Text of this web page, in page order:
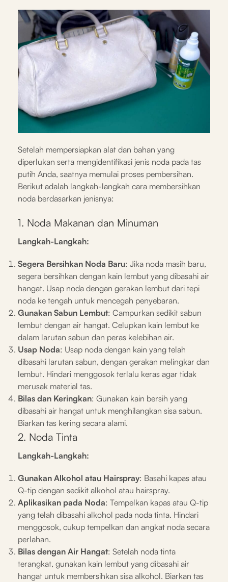
Setelah mempersiapkan alat dan bahan yang
diperlukan serta mengidentifikasi jenis noda pada tas
putih Anda, saatnya memulai proses pembersihan.
Berikut adalah langkah-langkah cara membersihkan
noda berdasarkan jenisnya:
1. Noda Makanan dan Minuman
Langkah-Langkah:
Segera Bersihkan Noda Baru: Jika noda masih baru,
segera bersihkan dengan kain lembut yang dibasahi air
hangat. Usap noda dengan gerakan lembut dari tepi
noda ke tengah untuk mencegah penyebaran.
Gunakan Sabun Lembut: Campurkan sedikit sabun
lembut dengan air hangat. Celupkan kain lembut ke
dalam larutan sabun dan peras kelebihan air.
Usap Noda: Usap noda dengan kain yang telah
dibasahi larutan sabun, dengan gerakan melingkar dan
lembut. Hindari menggosok terlalu keras agar tidak
merusak material tas.
Bilas dan Keringkan: Gunakan kain bersih yang
dibasahi air hangat untuk menghilangkan sisa sabun.
Biarkan tas kering secara alami.
2. Noda Tinta
Langkah-Langkah:
Gunakan Alkohol atau Hairspray: Basahi kapas atau
Q-tip dengan sedikit alkohol atau hairspray.
Aplikasikan pada Noda: Tempelkan kapas atau Q-tip
yang telah dibasahi alkohol pada noda tinta. Hindari
menggosok, cukup tempelkan dan angkat noda secara
perlahan.
Bilas dengan Air Hangat: Setelah noda tinta
terangkat, gunakan kain lembut yang dibasahi air
hangat untuk membersihkan sisa alkohol. Biarkan tas